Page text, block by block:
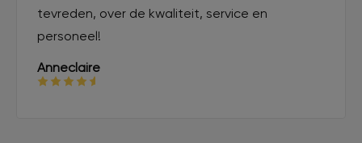
tevreden, over de kwaliteit, service en
personeel!
Anneclaire